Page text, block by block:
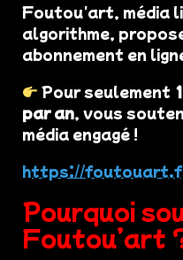
Foutou'art, média
algorithme,
abonnement en
Pour seulement
par an, vous
média engagé !
https://
Pourquoi
Foutou’art